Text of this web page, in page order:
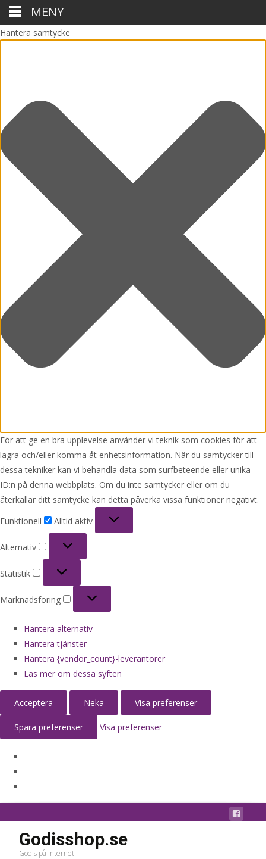
Hantera samtycke
För att ge en bra upplevelse använder vi teknik som cookies för att
lagra och/eller komma åt enhetsinformation. När du samtycker till
dessa tekniker kan vi behandla data som surfbeteende eller unika
ID:n på denna webbplats. Om du inte samtycker eller om du
återkallar ditt samtycke kan detta påverka vissa funktioner negativt.
Funktionell
Alltid aktiv
Alternativ
Statistik
Marknadsföring
Hantera alternativ
Hantera tjänster
Hantera {vendor_count}-leverantörer
Läs mer om dessa syften
Acceptera Neka Visa preferenser
Spara preferenser Visa preferenser
Godisshop.se
Godis på internet
MENY